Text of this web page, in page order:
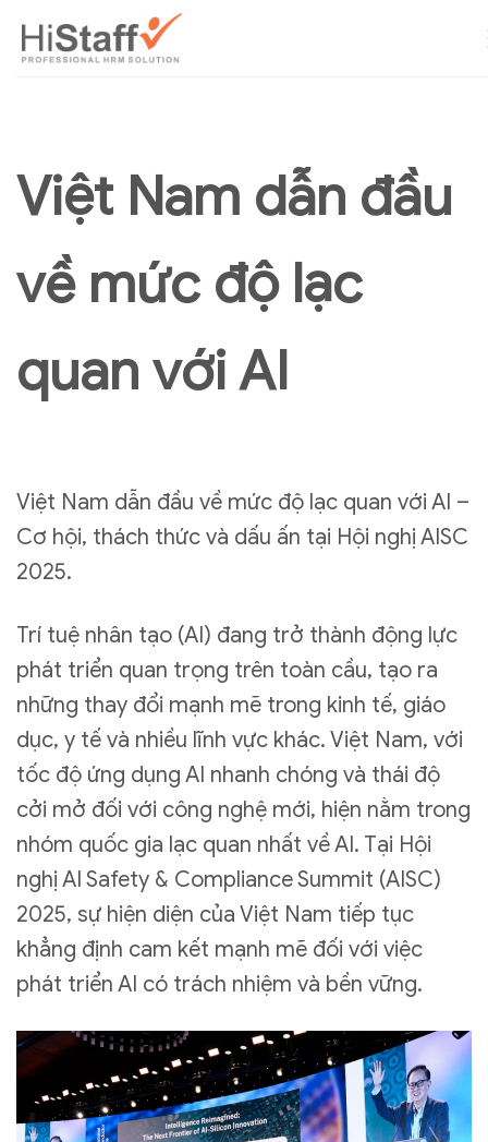
Việt Nam dẫn đầu
về mức độ lạc
quan với AI
Việt Nam dẫn đầu về mức độ lạc quan với AI –
Cơ hội, thách thức và dấu ấn tại Hội nghị AISC
2025.
Trí tuệ nhân tạo (AI) đang trở thành động lực
phát triển quan trọng trên toàn cầu, tạo ra
những thay đổi mạnh mẽ trong kinh tế, giáo
dục, y tế và nhiều lĩnh vực khác. Việt Nam, với
tốc độ ứng dụng AI nhanh chóng và thái độ
cởi mở đối với công nghệ mới, hiện nằm trong
nhóm quốc gia lạc quan nhất về AI. Tại Hội
nghị AI Safety & Compliance Summit (AISC)
2025, sự hiện diện của Việt Nam tiếp tục
khẳng định cam kết mạnh mẽ đối với việc
phát triển AI có trách nhiệm và bền vững.